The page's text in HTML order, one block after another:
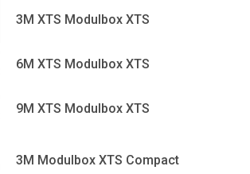
3M XTS Modulbox XTS
6M XTS Modulbox XTS
9M XTS Modulbox XTS
3M Modulbox XTS Compact